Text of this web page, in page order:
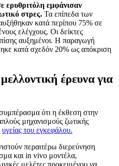
ερυθριτόλη εμφάνισαν
στρες. Τα επίπεδα των
κατά περίπου 75% σε
ελέγχους. Οι δείκτες
αυξημένοι. Η παραγωγή
κατά σχεδόν 20% ως απόκριση
έρευνα για
ότι η έκθεση στην
μηχανισμούς ζωτικής
υγείας του εγκεφάλου.
περαιτέρω διερεύνηση
και in vivo μοντέλα,